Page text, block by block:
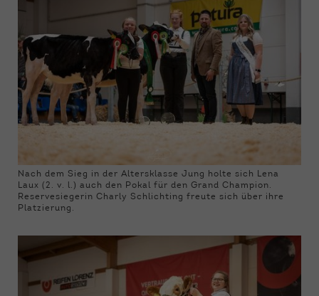
Nach dem Sieg in der Altersklasse Jung holte sich Lena
Laux (2. v. l.) auch den Pokal für den Grand Champion.
Reservesiegerin Charly Schlichting freute sich über ihre
Platzierung.